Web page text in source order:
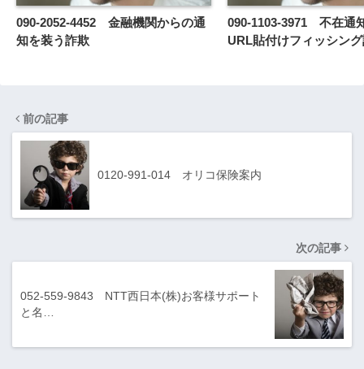
090-2052-4452 金融機関からの通
知を装う詐欺
090-1103-3971 不在通
URL貼付けフィッシン
前の記事
0120-991-014 オリコ保険案内
次の記事
052-559-9843 NTT西日本(株)お客様サポート
と名…